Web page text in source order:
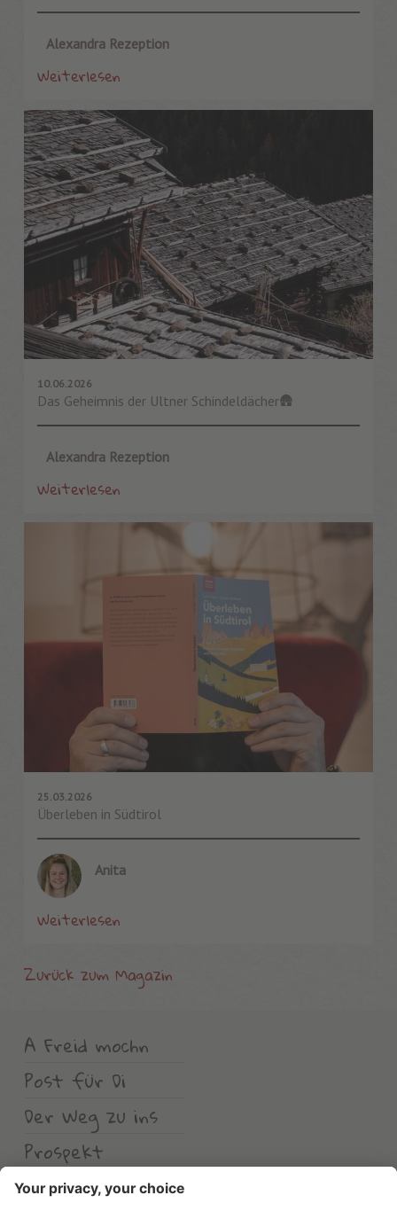
Alexandra Rezeption
Weiterlesen
10.06.2026
Das Geheimnis der Ultner Schindeldächer🛖
Alexandra Rezeption
Weiterlesen
25.03.2026
Überleben in Südtirol
Anita
Weiterlesen
Zurück zum Magazin
A Freid mochn
Post für Di
Der Weg zu ins
Prospekt
Wetter